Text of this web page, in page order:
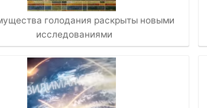
голодания раскрыты новыми
исследованиями